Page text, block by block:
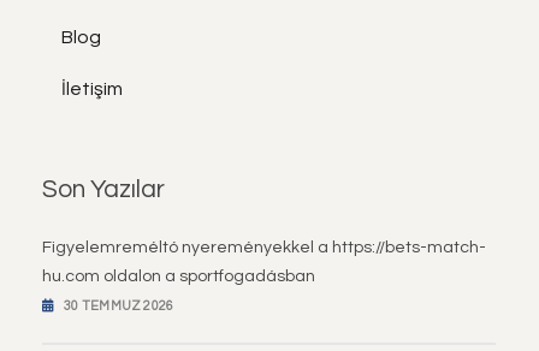
Blog
İletişim
Son Yazılar
Figyelemreméltó nyereményekkel a https://bets-match-
hu.com oldalon a sportfogadásban
30 TEMMUZ 2026